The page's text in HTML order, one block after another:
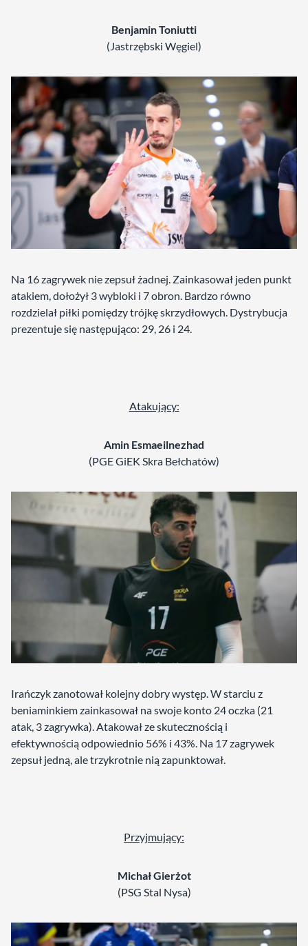
Benjamin Toniutti
(Jastrzębski Węgiel)
Na 16 zagrywek nie zepsuł żadnej. Zainkasował jeden punkt
atakiem, dołożył 3 wybloki i 7 obron. Bardzo równo
rozdzielał piłki pomiędzy trójkę skrzydłowych. Dystrybucja
prezentuje się następująco: 29, 26 i 24.
Atakujący:
Amin Esmaeilnezhad
(PGE GiEK Skra Bełchatów)
Irańczyk zanotował kolejny dobry występ. W starciu z
beniaminkiem zainkasował na swoje konto 24 oczka (21
atak, 3 zagrywka). Atakował ze skutecznością i
efektywnością odpowiednio 56% i 43%. Na 17 zagrywek
zepsuł jedną, ale trzykrotnie nią zapunktował.
Przyjmujący:
Michał Gierżot
(PSG Stal Nysa)